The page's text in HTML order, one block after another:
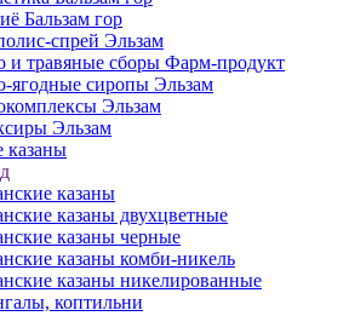
Бальзам гор
спрей Эльзам
и травяные сборы Фарм-продукт
ягодные сиропы Эльзам
Эльзам
Эльзам
казаны
казаны
казаны двухцветные
казаны черные
казаны комби-никель
казаны никелированные
коптильни